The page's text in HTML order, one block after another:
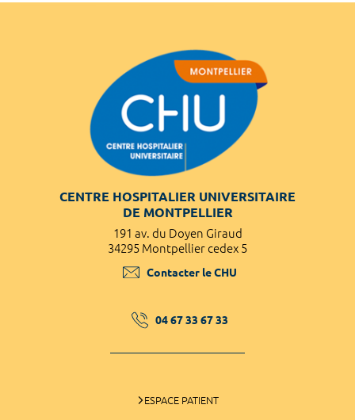
CENTRE HOSPITALIER UNIVERSITAIRE
DE MONTPELLIER
191 av. du Doyen Giraud
34295 Montpellier cedex 5
Contacter le CHU
04 67 33 67 33
ESPACE PATIENT